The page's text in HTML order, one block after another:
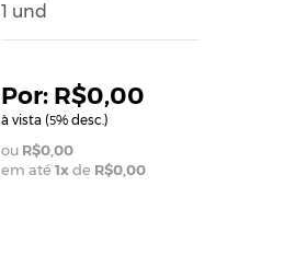
1 und
R$0,00
à vista (5% desc.)
R$0,00
em até 1xde R$0,00